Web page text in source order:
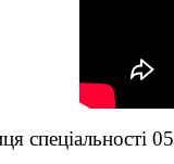
спеціальності